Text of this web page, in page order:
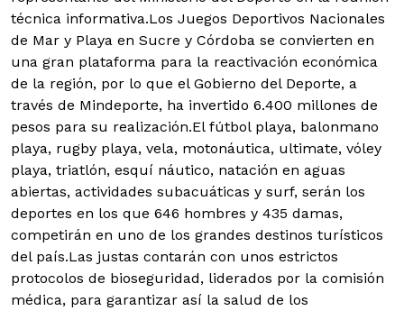
técnica informativa.Los Juegos Deportivos Nacionales
de Mar y Playa en Sucre y Córdoba se convierten en
una gran plataforma para la reactivación económica
de la región, por lo que el Gobierno del Deporte, a
través de Mindeporte, ha invertido 6.400 millones de
pesos para su realización.El fútbol playa, balonmano
playa, rugby playa, vela, motonáutica, ultimate, vóley
playa, triatlón, esquí náutico, natación en aguas
abiertas, actividades subacuáticas y surf, serán los
deportes en los que 646 hombres y 435 damas,
competirán en uno de los grandes destinos turísticos
del país.Las justas contarán con unos estrictos
protocolos de bioseguridad, liderados por la comisión
médica, para garantizar así la salud de los